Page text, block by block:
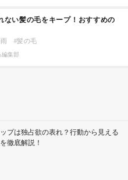
ない髪の毛をキープ！おすすめの
髪の毛
編集部
プは独占欲の表れ？行動から見える
徹底解説！